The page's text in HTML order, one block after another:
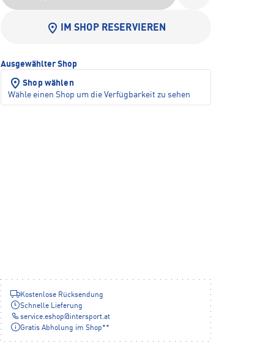
IM SHOP RESERVIEREN
Ausgewählter Shop
Shop wählen
Wähle einen Shop um die Verfügbarkeit zu sehen
Kostenlose Rücksendung
Schnelle Lieferung
service.eshop@intersport.at
Gratis Abholung im Shop**